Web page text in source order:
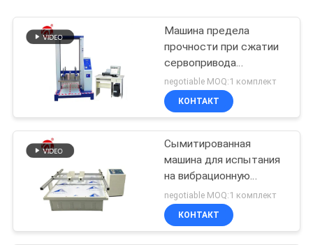
Машина предела
прочности при сжатии
сервопривода
компьютера
общеэкранная
упаковывая испытывая
negotiable MOQ:1 комплект
КОНТАКТ
Сымитированная
машина для испытания
на вибрационную
стойкость перехода
negotiable MOQ:1 комплект
КОНТАКТ